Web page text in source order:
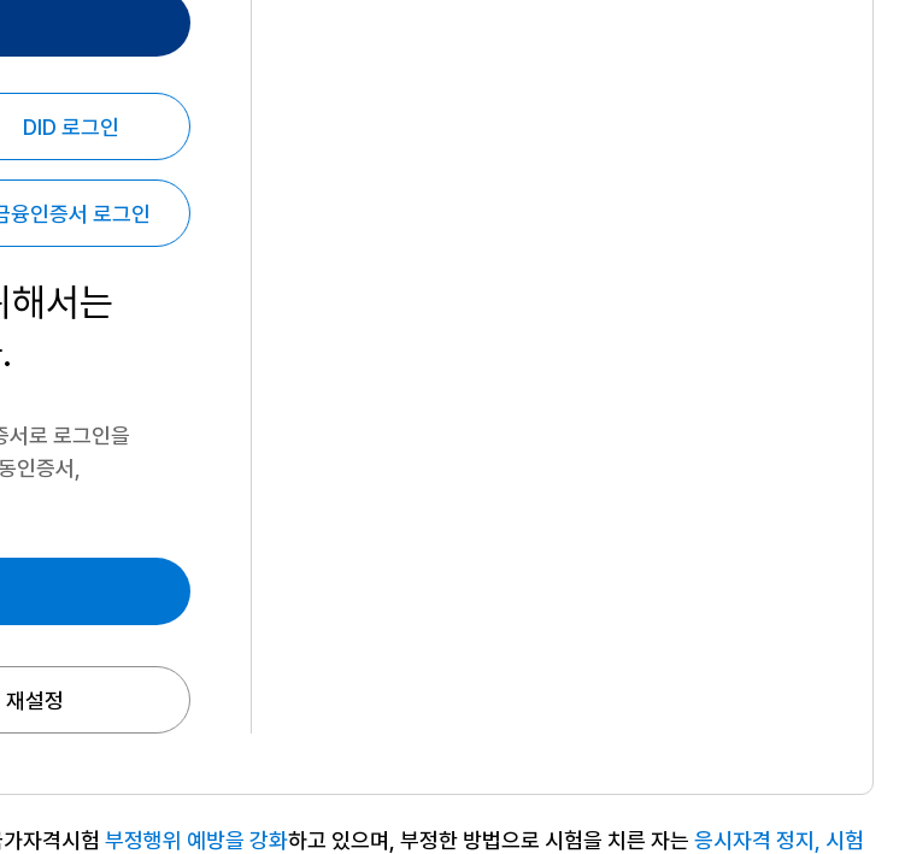
DID 로그인
융인증서 로그인
해서는
서로 로그인을
인증서,
설정
자격시험 부정행위 예방을 강화하고 있으며, 부정한 방법으로 시험을 치른 자는 응시자격 정지, 시험